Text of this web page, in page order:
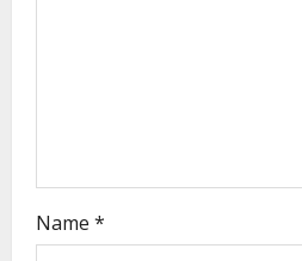
Name *